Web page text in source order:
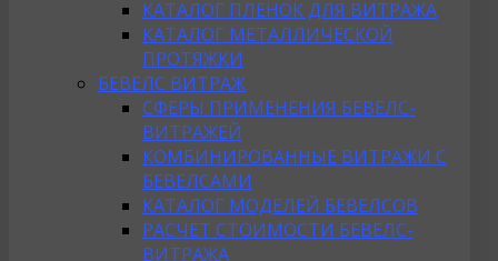
КАТАЛОГ ПЛЕНОК ДЛЯ ВИТРАЖА
КАТАЛОГ МЕТАЛЛИЧЕСКОЙ
ПРОТЯЖКИ
БЕВЕЛС ВИТРАЖ
СФЕРЫ ПРИМЕНЕНИЯ БЕВЕЛС-
ВИТРАЖЕЙ
КОМБИНИРОВАННЫЕ ВИТРАЖИ С
БЕВЕЛСАМИ
КАТАЛОГ МОДЕЛЕЙ БЕВЕЛСОВ
РАСЧЕТ СТОИМОСТИ БЕВЕЛС-
ВИТРАЖА